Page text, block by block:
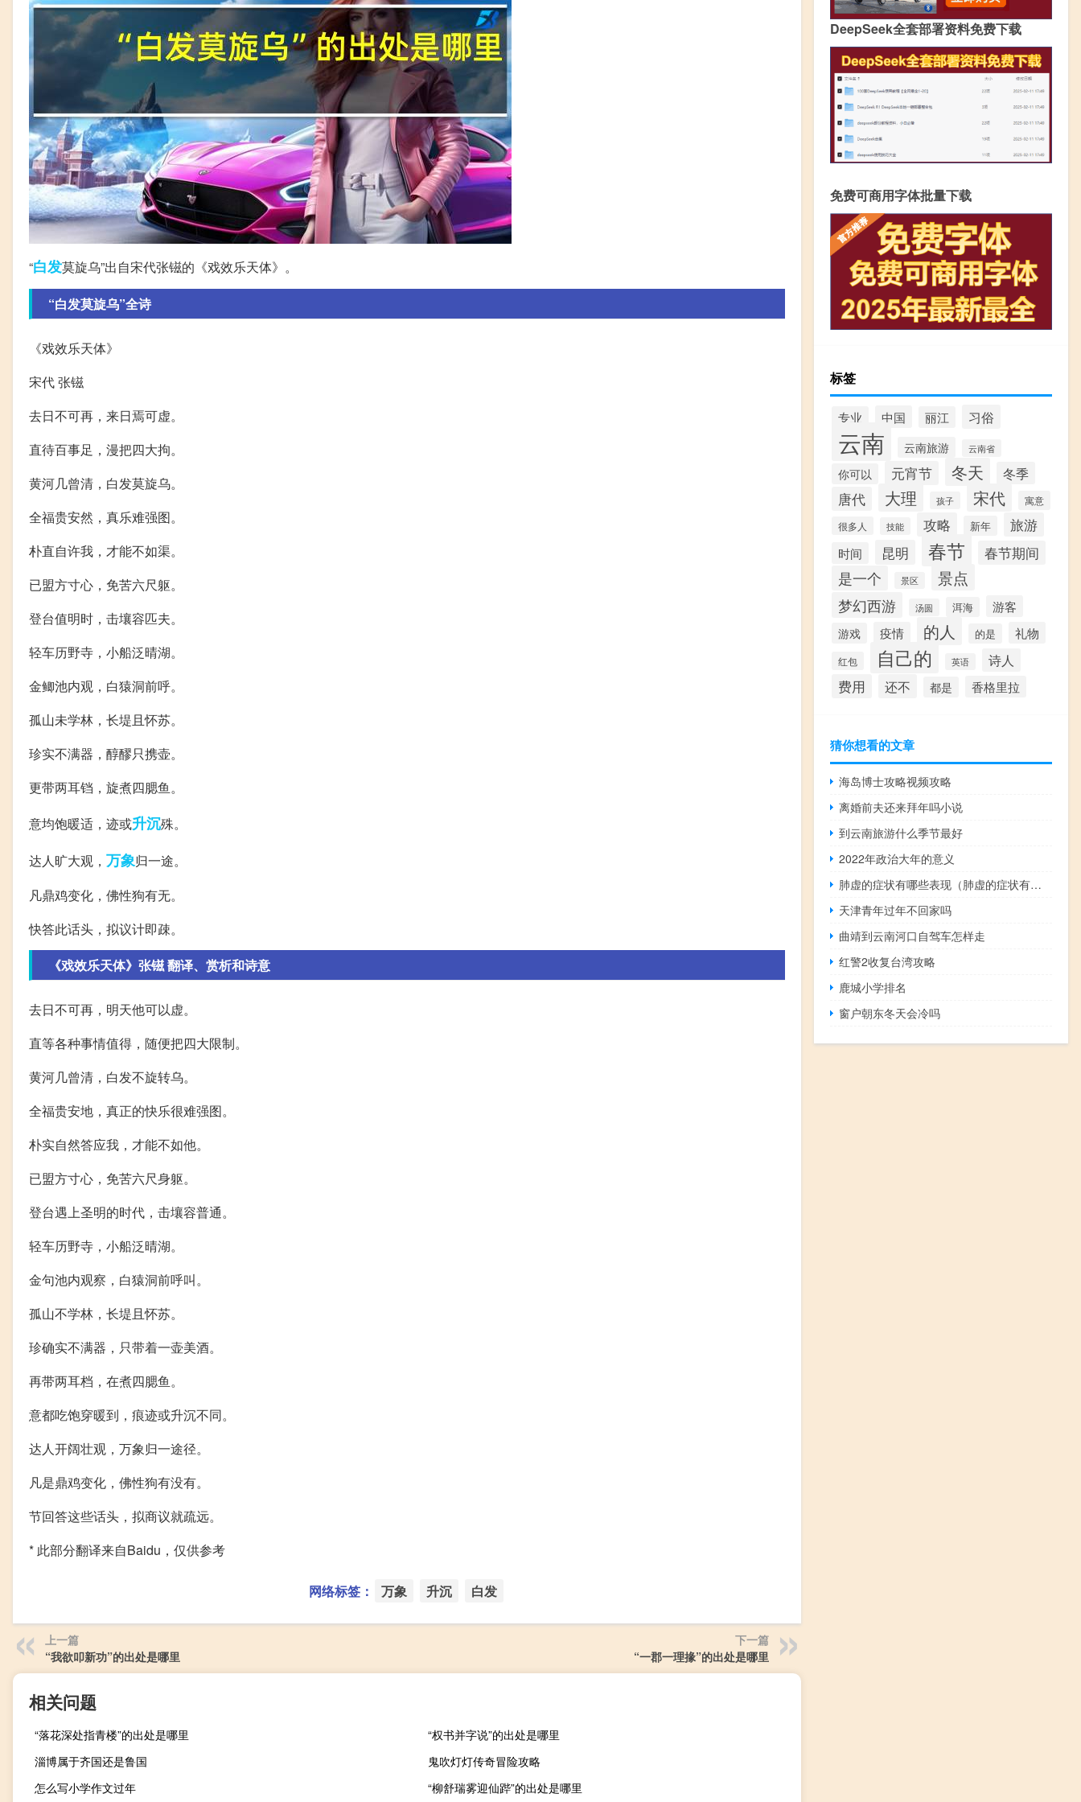
“白发莫旋乌”出自宋代张镃的《戏效乐天体》。
“白发莫旋乌”全诗
《戏效乐天体》
宋代 张镃
去日不可再，来日焉可虚。
直待百事足，漫把四大拘。
黄河几曾清，白发莫旋乌。
全福贵安然，真乐难强图。
朴直自许我，才能不如渠。
已盟方寸心，免苦六尺躯。
登台值明时，击壤容匹夫。
轻车历野寺，小船泛晴湖。
金鲫池内观，白猿洞前呼。
孤山未学林，长堤且怀苏。
珍实不满器，醇醪只携壶。
更带两耳铛，旋煮四腮鱼。
意均饱暖适，迹或升沉殊。
达人旷大观， 万象归一途。
凡鼎鸡变化，佛性狗有无。
快答此话头，拟议计即疎。
《戏效乐天体》张镃 翻译、赏析和诗意
去日不可再，明天他可以虚。
直等各种事情值得，随便把四大限制。
黄河几曾清，白发不旋转乌。
全福贵安地，真正的快乐很难强图。
朴实自然答应我，才能不如他。
已盟方寸心，免苦六尺身躯。
登台遇上圣明的时代，击壤容普通。
轻车历野寺，小船泛晴湖。
金句池内观察，白猿洞前呼叫。
孤山不学林，长堤且怀苏。
珍确实不满器，只带着一壶美酒。
再带两耳档，在煮四腮鱼。
意都吃饱穿暖到，痕迹或升沉不同。
达人开阔壮观，万象归一途径。
凡是鼎鸡变化，佛性狗有没有。
节回答这些话头，拟商议就疏远。
* 此部分翻译来自Baidu，仅供参考
网络标签： 万象 升沉 白发
上一篇
“我欲叩新功”的出处是哪里
下一篇
“一郡一理掾”的出处是哪里
相关问题
“落花深处指青楼”的出处是哪里
“权书并字说”的出处是哪里
淄博属于齐国还是鲁国
鬼吹灯灯传奇冒险攻略
怎么写小学作文过年
“柳舒瑞雾迎仙跸”的出处是哪里
DeepSeek全套部署资料免费下载
免费可商用字体批量下载
标签
专业 中国 丽江 习俗
云南 云南旅游 云南省
你可以 元宵节 冬天 冬季
唐代 大理 孩子 宋代 寓意
很多人 技能 攻略 新年 旅游
时间 昆明 春节 春节期间
是一个 景区 景点
梦幻西游 汤圆 洱海 游客
游戏 疫情 的人 的是 礼物
红包 自己的 英语 诗人
费用 还不 都是 香格里拉
猜你想看的文章
海岛博士攻略视频攻略
离婚前夫还来拜年吗小说
到云南旅游什么季节最好
2022年政治大年的意义
肺虚的症状有哪些表现（肺虚的症状有哪些）
天津青年过年不回家吗
曲靖到云南河口自驾车怎样走
红警2收复台湾攻略
鹿城小学排名
窗户朝东冬天会冷吗